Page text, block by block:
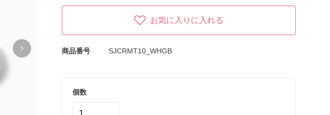
お気に入りに入れる
商品番号 SJCRMT10_WHGB
個数